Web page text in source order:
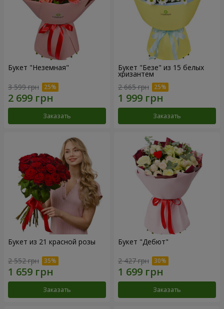
Букет "Неземная"
3 599 грн
Заказать
Букет "Безе" из 15 белых
хризантем
2 665 грн
Заказать
Букет из 21 красной розы
2 552 грн
Заказать
Букет "Дебют"
2 427 грн
Заказать